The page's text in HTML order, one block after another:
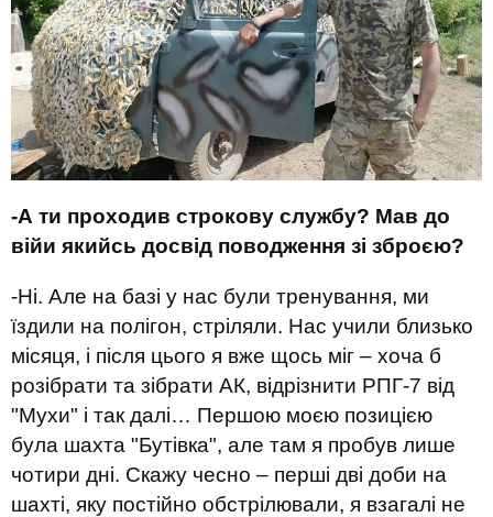
-А ти проходив строкову службу? Мав до
війи якийсь досвід поводження зі зброєю?
-Ні. Але на базі у нас були тренування, ми
їздили на полігон, стріляли. Нас учили близько
місяця, і після цього я вже щось міг – хоча б
розібрати та зібрати АК, відрізнити РПГ-7 від
"Мухи" і так далі… Першою моєю позицією
була шахта "Бутівка", але там я пробув лише
чотири дні. Скажу чесно – перші дві доби на
шахті, яку постійно обстрілювали, я взагалі не